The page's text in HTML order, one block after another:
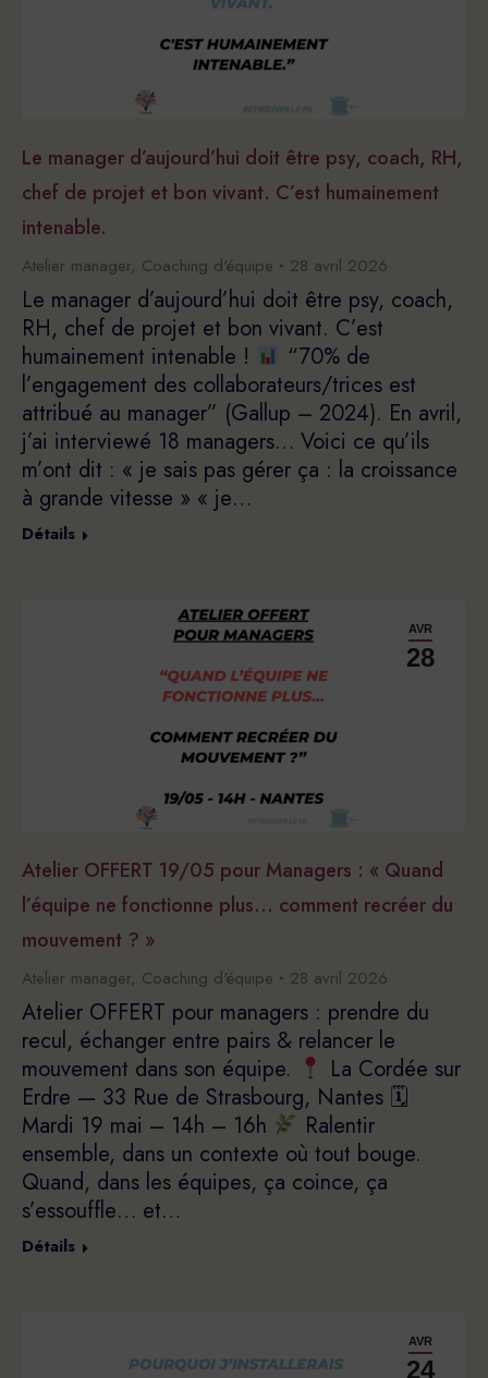
Le manager d’aujourd’hui doit être psy, coach, RH,
chef de projet et bon vivant. C’est humainement
intenable.
Atelier manager, Coaching d'équipe 28 avril 2026
Le manager d’aujourd’hui doit être psy, coach,
RH, chef de projet et bon vivant. C’est
humainement intenable !
“70% de
l’engagement des collaborateurs/trices est
attribué au manager” (Gallup – 2024). En avril,
j’ai interviewé 18 managers… Voici ce qu’ils
m’ont dit : « je sais pas gérer ça : la croissance
à grande vitesse » « je…
Détails
AVR
28
Atelier OFFERT 19/05 pour Managers : « Quand
l’équipe ne fonctionne plus… comment recréer du
mouvement ? »
Atelier manager, Coaching d'équipe 28 avril 2026
Atelier OFFERT pour managers : prendre du
recul, échanger entre pairs & relancer le
mouvement dans son équipe.
La Cordée sur
Erdre — 33 Rue de Strasbourg, Nantes 🗓
Mardi 19 mai – 14h – 16h
Ralentir
ensemble, dans un contexte où tout bouge.
Quand, dans les équipes, ça coince, ça
s’essouffle… et…
Détails
AVR
24